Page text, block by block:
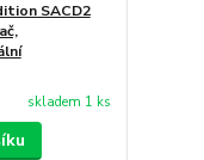
SACD2
skladem 1 ks